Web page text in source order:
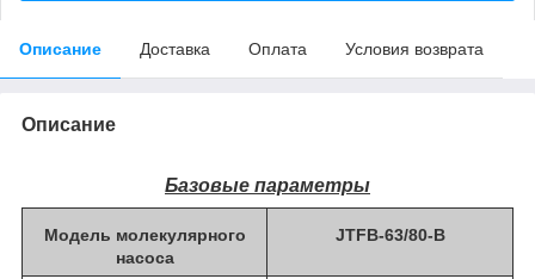
Описание Доставка Оплата Условия возврата
Описание
Базовые параметры
Модель молекулярного
насоса
JTFB-63/80-B